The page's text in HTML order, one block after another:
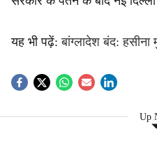
यह भी पढ़ें: बांग्लादेश बंद: हसीना
Up